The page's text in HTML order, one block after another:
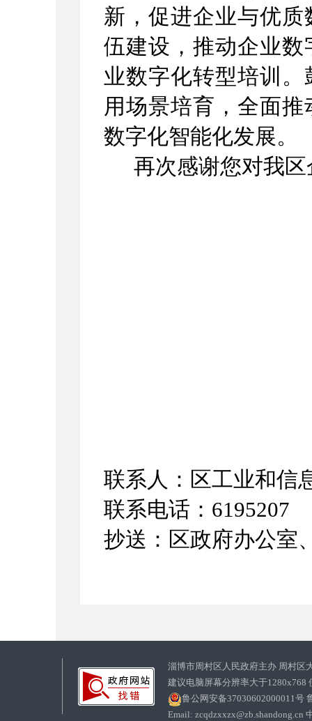
新，促进企业与优质
伍建设，推动企业
业数字化转型培训 。
用场景培育，全面推
数字化智能化发展。
再次感谢您对我
联系人： 区工业和信
联系电话： 6195207
抄送： 区政府办公室
淄博市周村区人民政府主办 周村区
建议电脑屏幕分辨率大于1280x768
鲁公网安备37030602000011号
Email: zcqdzxxzx@zb.shandong.cn